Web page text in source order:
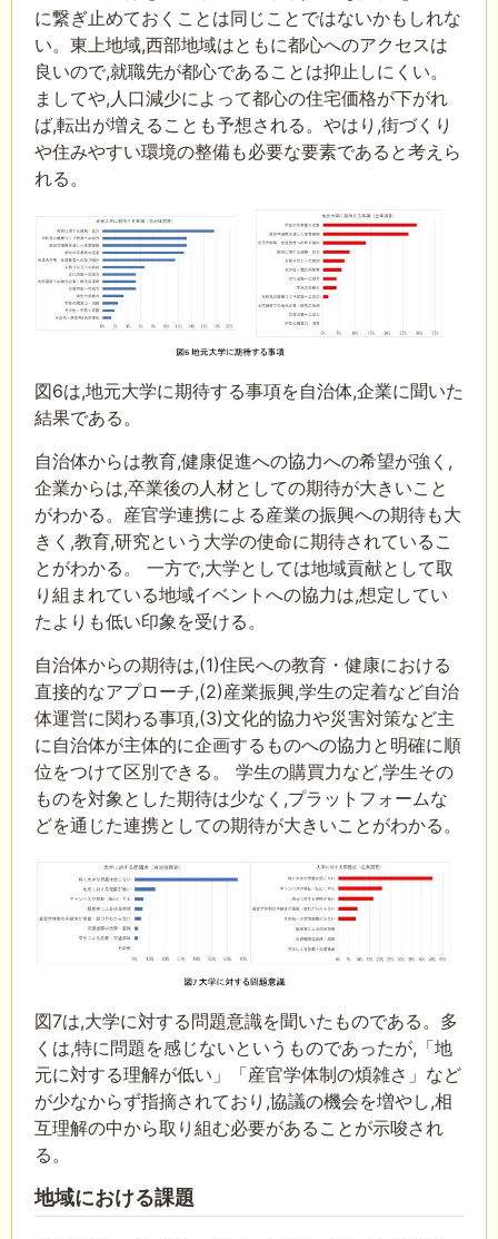
に繋ぎ止めておくことは同じことではないかもしれな
い。東上地域,西部地域はともに都心へのアクセスは
良いので,就職先が都心であることは抑止しにくい。
ましてや,人口減少によって都心の住宅価格が下がれ
ば,転出が増えることも予想される。やはり,街づくり
や住みやすい環境の整備も必要な要素であると考えら
れる。
図6は,地元大学に期待する事項を自治体,企業に聞いた
結果である。
自治体からは教育,健康促進への協力への希望が強く,
企業からは,卒業後の人材としての期待が大きいこと
がわかる。産官学連携による産業の振興への期待も大
きく,教育,研究という大学の使命に期待されているこ
とがわかる。 一方で,大学としては地域貢献として取
り組まれている地域イベントへの協力は,想定してい
たよりも低い印象を受ける。
自治体からの期待は,(1)住民への教育・健康における
直接的なアプローチ,(2)産業振興,学生の定着など自治
体運営に関わる事項,(3)文化的協力や災害対策など主
に自治体が主体的に企画するものへの協力と明確に順
位をつけて区別できる。 学生の購買力など,学生その
ものを対象とした期待は少なく,プラットフォームな
どを通じた連携としての期待が大きいことがわかる。
図7は,大学に対する問題意識を聞いたものである。多
くは,特に問題を感じないというものであったが,「地
元に対する理解が低い」「産官学体制の煩雑さ」など
が少なからず指摘されており,協議の機会を増やし,相
互理解の中から取り組む必要があることが示唆され
る。
地域における課題